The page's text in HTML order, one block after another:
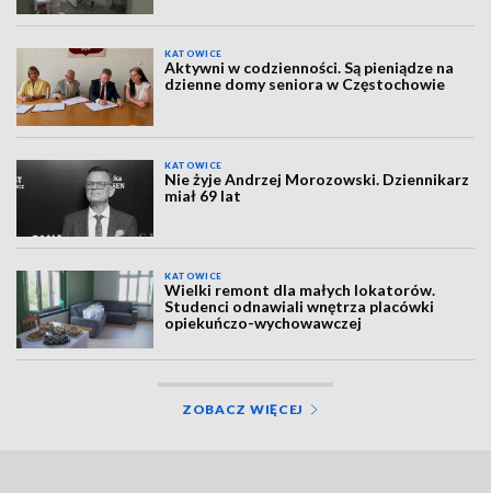
KATOWICE
Aktywni w codzienności. Są pieniądze na
dzienne domy seniora w Częstochowie
KATOWICE
Nie żyje Andrzej Morozowski. Dziennikarz
miał 69 lat
KATOWICE
Wielki remont dla małych lokatorów.
Studenci odnawiali wnętrza placówki
opiekuńczo-wychowawczej
ZOBACZ WIĘCEJ